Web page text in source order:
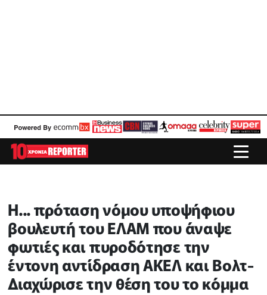
Η... πρόταση νόμου υποψήφιου
βουλευτή του ΕΛΑΜ που άναψε
φωτιές και πυροδότησε την
έντονη αντίδραση ΑΚΕΛ και Βολτ-
Διαχώρισε την θέση του το κόμμα